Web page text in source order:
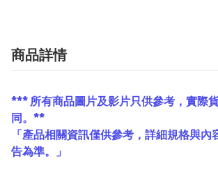
商品詳情
*** 所有商品圖片及影片只供參考，實際
同。**
「產品相關資訊僅供參考，詳細規格與內
告為準。」